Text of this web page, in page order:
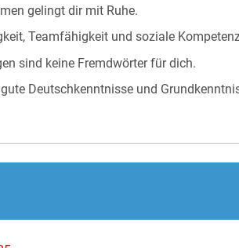
gelingt dir mit Ruhe.
Teamfähigkeit und soziale
sind keine Fremdwörter für dich.
Deutschkenntnisse und